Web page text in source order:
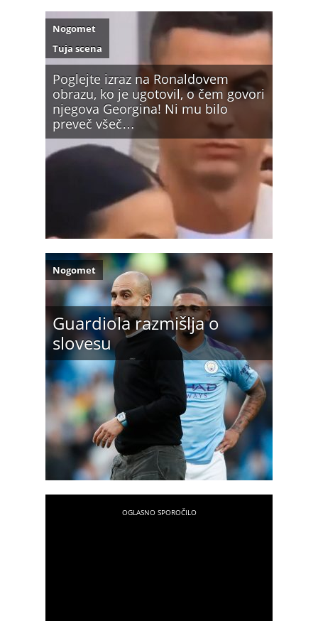
Poglejte izraz na Ronaldovem
obrazu, ko je ugotovil, o čem govori
njegova Georgina! Ni mu bilo
preveč všeč…
Nogomet
Tuja scena
Guardiola razmišlja o
slovesu
Nogomet